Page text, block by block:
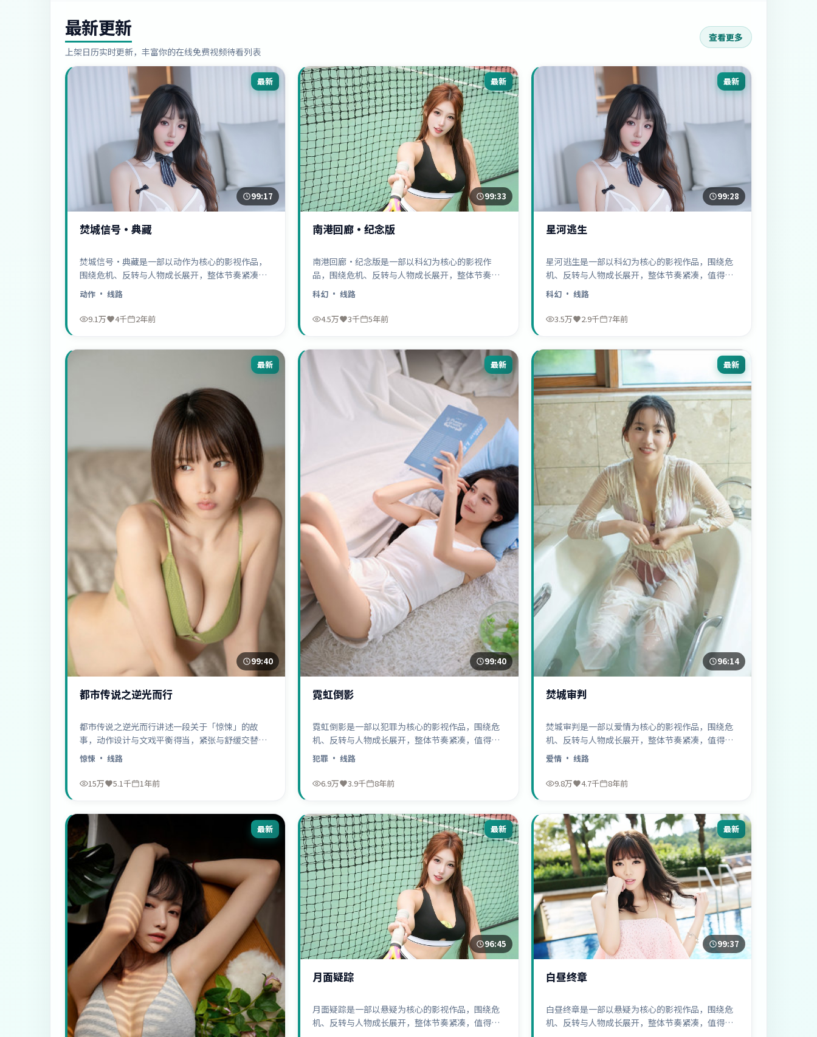
最新更新
上架日历实时更新，丰富你的在线免费视频待看列表
查看更多
最新
99:17
焚城信号·典藏
焚城信号·典藏是一部以动作为核心的影视作品，
围绕危机、反转与人物成长展开，整体节奏紧凑，
值得推荐观看。
动作 · 线路
9.1万 4千 2年前
最新
99:33
南港回廊·纪念版
南港回廊·纪念版是一部以科幻为核心的影视作
品，围绕危机、反转与人物成长展开，整体节奏紧
凑，值得推荐观看。
科幻 · 线路
4.5万 3千 5年前
最新
99:28
星河逃生
星河逃生是一部以科幻为核心的影视作品，围绕危
机、反转与人物成长展开，整体节奏紧凑，值得推
荐观看。
科幻· 线路
3.5万 2.9千 7年前
最新
99:40
都市传说之逆光而行
都市传说之逆光而行讲述一段关于「惊悚」的故
事，动作设计与文戏平衡得当，紧张与舒缓交替恰
到好处……
惊悚 · 线路
15万 5.1千 1年前
最新
99:40
霓虹倒影
霓虹倒影是一部以犯罪为核心的影视作品，围绕危
机、反转与人物成长展开，整体节奏紧凑，值得推
荐观看。
犯罪 · 线路
6.9万 3.9千 8年前
最新
96:14
焚城审判
焚城审判是一部以爱情为核心的影视作品，围绕危
机、反转与人物成长展开，整体节奏紧凑，值得推
荐观看。
爱情· 线路
9.8万 4.7千 8年前
最新 最新
96:45
月面疑踪
月面疑踪是一部以悬疑为核心的影视作品，围绕危
机、反转与人物成长展开，整体节奏紧凑，值得推
最新
99:37
白昼终章
白昼终章是一部以悬疑为核心的影视作品，围绕危
机、反转与人物成长展开，整体节奏紧凑，值得推